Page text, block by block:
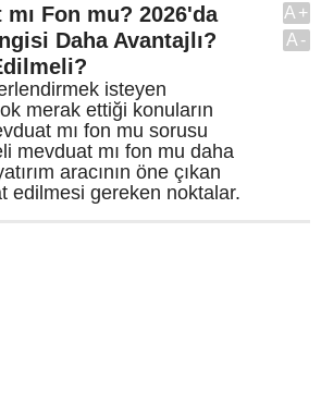
Fon mu? 2026'da
Daha Avantajlı?
isteyen
merak ettiği konuların
mı fon mu sorusu
mevduat mı fon mu daha
aracının öne çıkan
edilmesi gereken noktalar.
A+
A-